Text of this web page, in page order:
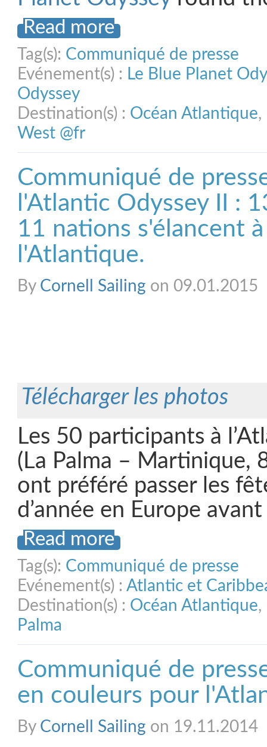
Read more
Tag(s): Communiqué de presse
Evénement(s) : Le Blue Planet
Odyssey
Destination(s) : Océan Atlantique,
West @fr
Communiqué de
l'Atlantic Odyssey II :
11 nations s'élancent
l'Atlantique.
By Cornell Sailing on 09.01.2015
Télécharger les photos
Les 50 participants à
(La Palma – Martinique,
ont préféré passer les
d’année en Europe
Read more
Tag(s): Communiqué de presse
Evénement(s) : Atlantic et
Destination(s) : Océan Atlantique,
Palma
Communiqué de
en couleurs pour
By Cornell Sailing on 19.11.2014